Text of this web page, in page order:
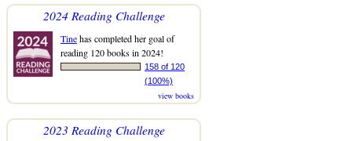
2024 Reading Challenge
Tinehas completed her goal of
reading 120 books in 2024!
158 of 120
(100%)
view books
2023 Reading Challenge